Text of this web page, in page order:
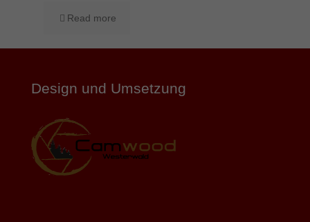
Read more
Design und Umsetzung